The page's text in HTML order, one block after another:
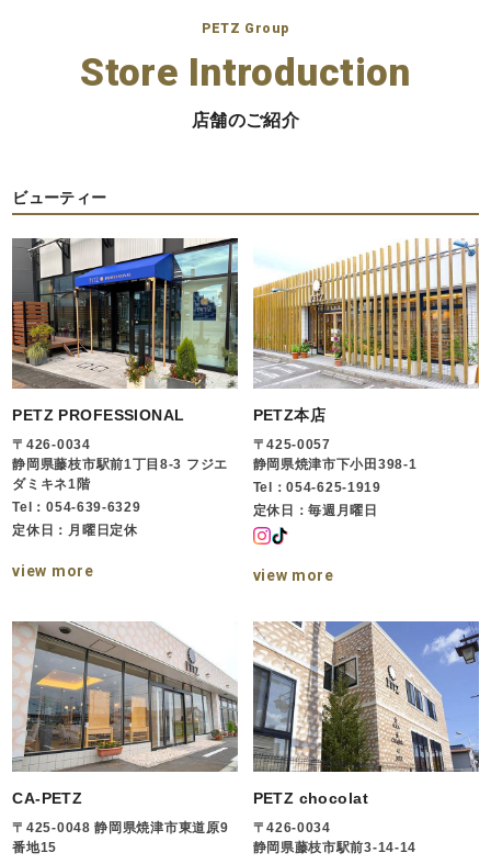
PETZ Group
Store Introduction
店舗のご紹介
ビューティー
PETZ PROFESSIONAL
〒426-0034
静岡県藤枝市駅前1丁目8-3 フジエ
ダミキネ1階
Tel：054-639-6329
定休日：月曜日定休
view more
PETZ本店
〒425-0057
静岡県焼津市下小田398-1
Tel：054-625-1919
定休日：毎週月曜日
view more
CA-PETZ
〒425-0048 静岡県焼津市東道原9
番地15
PETZ chocolat
〒426-0034
静岡県藤枝市駅前3-14-14